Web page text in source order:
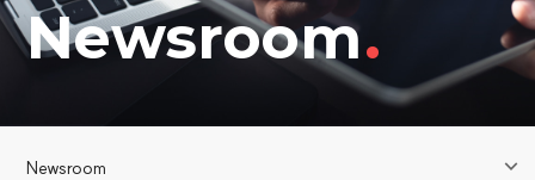
Newsroom.
Newsroom